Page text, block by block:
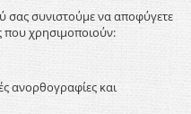
σας συνιστούμε να αποφύγετε
χρησιμοποιούν:
ανορθογραφίες και